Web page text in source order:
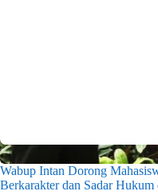
Wabup Intan Dorong
Berkarakter dan Sadar